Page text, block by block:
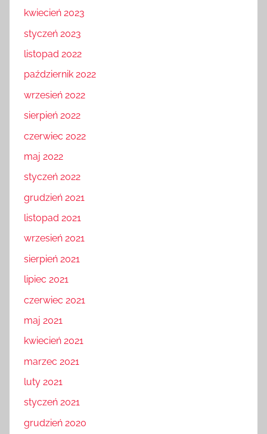
kwiecień 2023
styczeń 2023
listopad 2022
październik 2022
wrzesień 2022
sierpień 2022
czerwiec 2022
maj 2022
styczeń 2022
grudzień 2021
listopad 2021
wrzesień 2021
sierpień 2021
lipiec 2021
czerwiec 2021
maj 2021
kwiecień 2021
marzec 2021
luty 2021
styczeń 2021
grudzień 2020